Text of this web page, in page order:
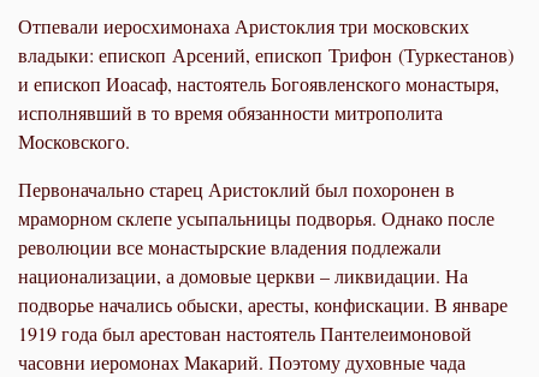
Отпевали иеросхимонаха Аристоклия три московских
владыки: епископ Арсений, епископ Трифон (Туркестанов)
и епископ Иоасаф, настоятель Богоявленского монастыря,
исполнявший в то время обязанности митрополита
Московского.
Первоначально старец Аристоклий был похоронен в
мраморном склепе усыпальницы подворья. Однако после
революции все монастырские владения подлежали
национализации, а домовые церкви – ликвидации. На
подворье начались обыски, аресты, конфискации. В январе
1919 года был арестован настоятель Пантелеимоновой
часовни иеромонах Макарий. Поэтому духовные чада